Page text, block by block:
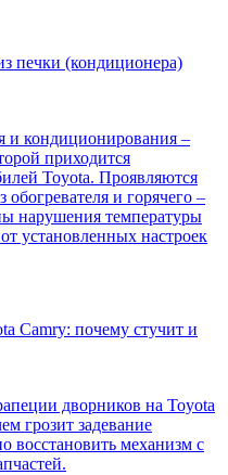
печки (кондиционера)
и кондиционирования –
приходится
Toyota. Проявляются
и горячего –
нарушения температуры
установленных настроек
Camry: почему стучит и
дворников на Toyota
грозит задевание
восстановить механизм с